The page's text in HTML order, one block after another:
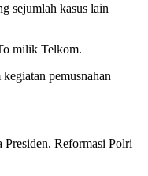
sejumlah kasus lain
milik Telkom.
pemusnahan
Reformasi Polri